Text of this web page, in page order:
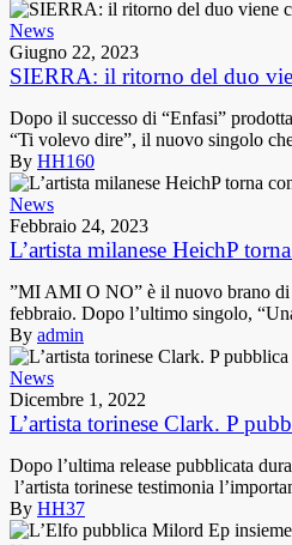
News
Giugno 22, 2023
SIERRA: il ritorno del duo
Dopo il successo di “Enfasi”
“Ti volevo dire”, il nuovo singolo
By HH160
News
Febbraio 24, 2023
L’artista milanese HeichP
”MI AMI O NO” è il nuovo brano di
febbraio. Dopo l’ultimo singolo,
By admin
News
Dicembre 1, 2022
L’artista torinese Clark. P
Dopo l’ultima release pubblicata
l’artista torinese testimonia
By HH37